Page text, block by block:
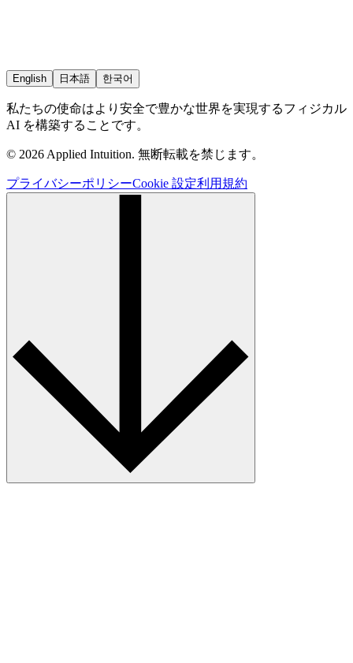
English 日本語 한국어
私たちの使命はより安全で豊かな世界を実現するフィジカル
AI を構築することです。
© 2026 Applied Intuition. 無断転載を禁じます。
プライバシーポリシーCookie 設定利用規約